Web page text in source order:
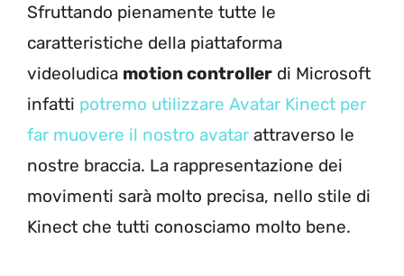
Sfruttando pienamente tutte le
caratteristiche della piattaforma
videoludica motion controller di Microsoft
infatti potremo utilizzare Avatar Kinect per
far muovere il nostro avatar attraverso le
nostre braccia. La rappresentazione dei
movimenti sarà molto precisa, nello stile di
Kinect che tutti conosciamo molto bene.